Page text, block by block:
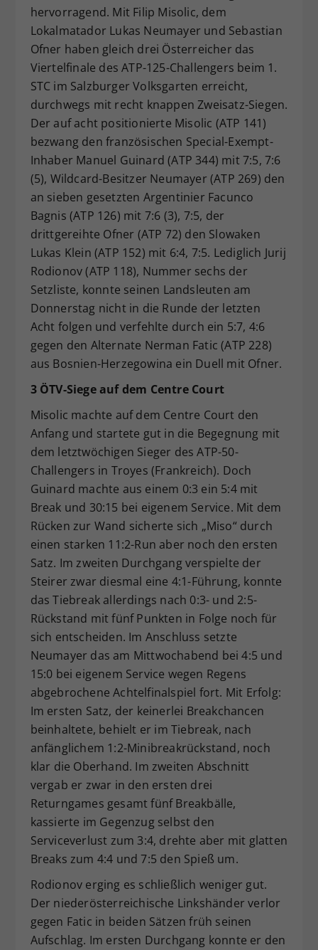
hervorragend. Mit Filip Misolic, dem
Lokalmatador Lukas Neumayer und Sebastian
Ofner haben gleich drei Österreicher das
Viertelfinale des ATP-125-Challengers beim 1.
STC im Salzburger Volksgarten erreicht,
durchwegs mit recht knappen Zweisatz-Siegen.
Der auf acht positionierte Misolic (ATP 141)
bezwang den französischen Special-Exempt-
Inhaber Manuel Guinard (ATP 344) mit 7:5, 7:6
(5), Wildcard-Besitzer Neumayer (ATP 269) den
an sieben gesetzten Argentinier Facunco
Bagnis (ATP 126) mit 7:6 (3), 7:5, der
drittgereihte Ofner (ATP 72) den Slowaken
Lukas Klein (ATP 152) mit 6:4, 7:5. Lediglich Jurij
Rodionov (ATP 118), Nummer sechs der
Setzliste, konnte seinen Landsleuten am
Donnerstag nicht in die Runde der letzten
Acht folgen und verfehlte durch ein 5:7, 4:6
gegen den Alternate Nerman Fatic (ATP 228)
aus Bosnien-Herzegowina ein Duell mit Ofner.
3 ÖTV-Siege auf dem Centre Court
Misolic machte auf dem Centre Court den
Anfang und startete gut in die Begegnung mit
dem letztwöchigen Sieger des ATP-50-
Challengers in Troyes (Frankreich). Doch
Guinard machte aus einem 0:3 ein 5:4 mit
Break und 30:15 bei eigenem Service. Mit dem
Rücken zur Wand sicherte sich „Miso“ durch
einen starken 11:2-Run aber noch den ersten
Satz. Im zweiten Durchgang verspielte der
Steirer zwar diesmal eine 4:1-Führung, konnte
das Tiebreak allerdings nach 0:3- und 2:5-
Rückstand mit fünf Punkten in Folge noch für
sich entscheiden. Im Anschluss setzte
Neumayer das am Mittwochabend bei 4:5 und
15:0 bei eigenem Service wegen Regens
abgebrochene Achtelfinalspiel fort. Mit Erfolg:
Im ersten Satz, der keinerlei Breakchancen
beinhaltete, behielt er im Tiebreak, nach
anfänglichem 1:2-Minibreakrückstand, noch
klar die Oberhand. Im zweiten Abschnitt
vergab er zwar in den ersten drei
Returngames gesamt fünf Breakbälle,
kassierte im Gegenzug selbst den
Serviceverlust zum 3:4, drehte aber mit glatten
Breaks zum 4:4 und 7:5 den Spieß um.
Rodionov erging es schließlich weniger gut.
Der niederösterreichische Linkshänder verlor
gegen Fatic in beiden Sätzen früh seinen
Aufschlag. Im ersten Durchgang konnte er den
Zweck
Dieser Wert speichert Ihre Consent-
Einstellungen. Unter anderem eine
zufällig generierte ID, für die
historische Speicherung Ihrer
vorgenommen Einstellungen, falls der
Webseiten-Betreiber dies eingestellt
hat.